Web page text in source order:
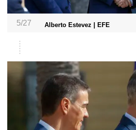
5/27 Alberto Estevez | EFE